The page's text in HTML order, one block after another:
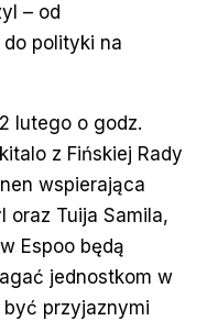
– od
polityki na
lutego o godz.
z Fińskiej Rady
wspierająca
oraz Tuija Samila,
Espoo będą
jednostkom w
być przyjaznymi